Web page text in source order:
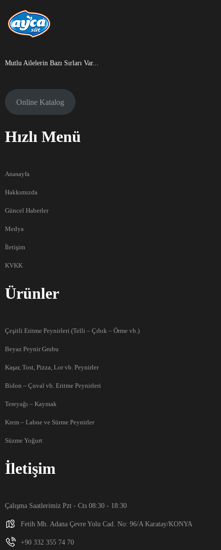
Mutlu Ailelerin Bazı Sırları Var...
Online Katalog
Hızlı Menü
Anasayfa
Hakkımızda
Güncel Haberler
Medya
İletişim
KVKK
Ürünler
Çeşitli Eritme Peynirleri (Telli – Çıbık – Örme vb.)
Beyaz Peynir Grubu
Kaşar, Tost, Pizza, Lor vb. Peynirler
Bidon – Çuval vb. Eritme Peynirleri
Tereyağı – Kaymak
Krem – Labne ve Sürme Peynirler
Süzme Yoğurt
İletişim
Çalışma Saatlerimiz Pzt - Cts 08:30 - 18:30
Fetih Mh. Adana Çevre Yolu Cad. No: 96/A Karatay/KONYA
+90 332 355 74 70